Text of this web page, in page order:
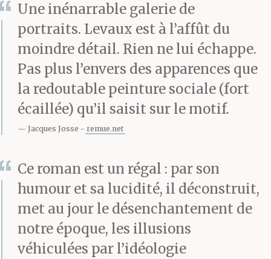
professionnel du privé
a, lui a-t-on dit, été
comblé à grands coups
de pelles capitalistes,
une de celles-là même
entre les mains en
ce moment, elle sait pas
trop, peu importe : une
glaire a coulé dans sa
Une inénarrable galerie de
portraits. Levaux est à l’affût du
moindre détail. Rien ne lui échappe.
Pas plus l’envers des apparences que
la redoutable peinture sociale (fort
écaillée) qu’il saisit sur le motif.
Jacques Josse remue.net
Ce roman est un régal : par son
humour et sa lucidité, il déconstruit,
met au jour le désenchantement de
notre époque, les illusions
véhiculées par l’idéologie